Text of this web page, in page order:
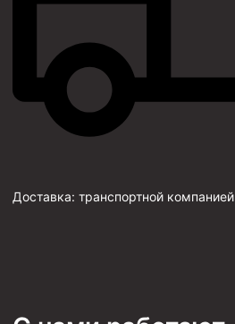
Доставка: транспортной компанией